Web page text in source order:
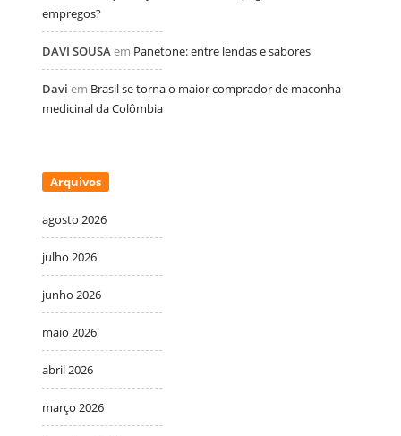
empregos?
DAVI SOUSAem Panetone: entre lendas e sabores
Davi em Brasil se torna o maior comprador de maconha
medicinal da Colômbia
Arquivos
agosto 2026
julho 2026
junho 2026
maio 2026
abril 2026
março 2026